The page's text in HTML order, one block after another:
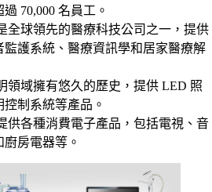
70,000 名員工。
全球領先的醫療科技公司之一，提供
監護系統、醫療資訊學和居家醫療解
領域擁有悠久的歷史，提供 LED 照
制系統等產品。
供各種消費電子產品，包括電視、音
房電器等。